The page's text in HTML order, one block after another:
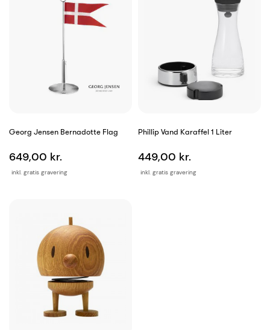
Georg Jensen Bernadotte Flag
inkl. gratis gravering
649,00 kr.
Phillip Vand Karaffel 1 Liter
inkl. gratis gravering
449,00 kr.